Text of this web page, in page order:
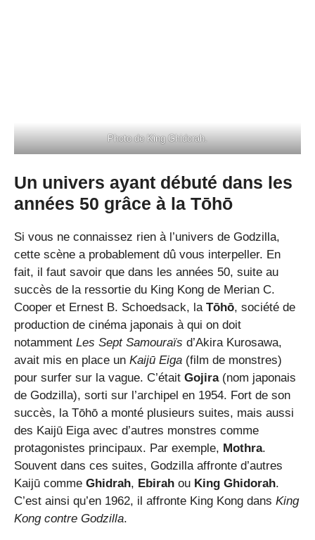
Photo de King Ghidorah.
Un univers ayant débuté dans les
années 50 grâce à la Tōhō
Si vous ne connaissez rien à l’univers de Godzilla,
cette scène a probablement dû vous interpeller. En
fait, il faut savoir que dans les années 50, suite au
succès de la ressortie du King Kong de Merian C.
Cooper et Ernest B. Schoedsack, la Tōhō, société de
production de cinéma japonais à qui on doit
notamment Les Sept Samouraïs d’Akira Kurosawa,
avait mis en place un Kaijū Eiga (film de monstres)
pour surfer sur la vague. C’était Gojira(nom japonais
de Godzilla), sorti sur l’archipel en 1954. Fort de son
succès, la Tōhō a monté plusieurs suites, mais aussi
des Kaijū Eiga avec d’autres monstres comme
protagonistes principaux. Par exemple, Mothra.
Souvent dans ces suites, Godzilla affronte d’autres
Kaijū comme Ghidrah, Ebirah ou King Ghidorah.
C’est ainsi qu’en 1962, il affronte King Kong dans King
Kong contre Godzilla.